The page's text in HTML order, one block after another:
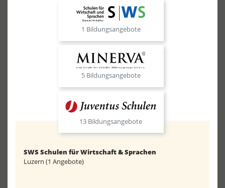
1 Bildungsangebote
5 Bildungsangebote
13 Bildungsangebote
SWS Schulen für Wirtschaft & Sprachen
Luzern (1 Angebote)